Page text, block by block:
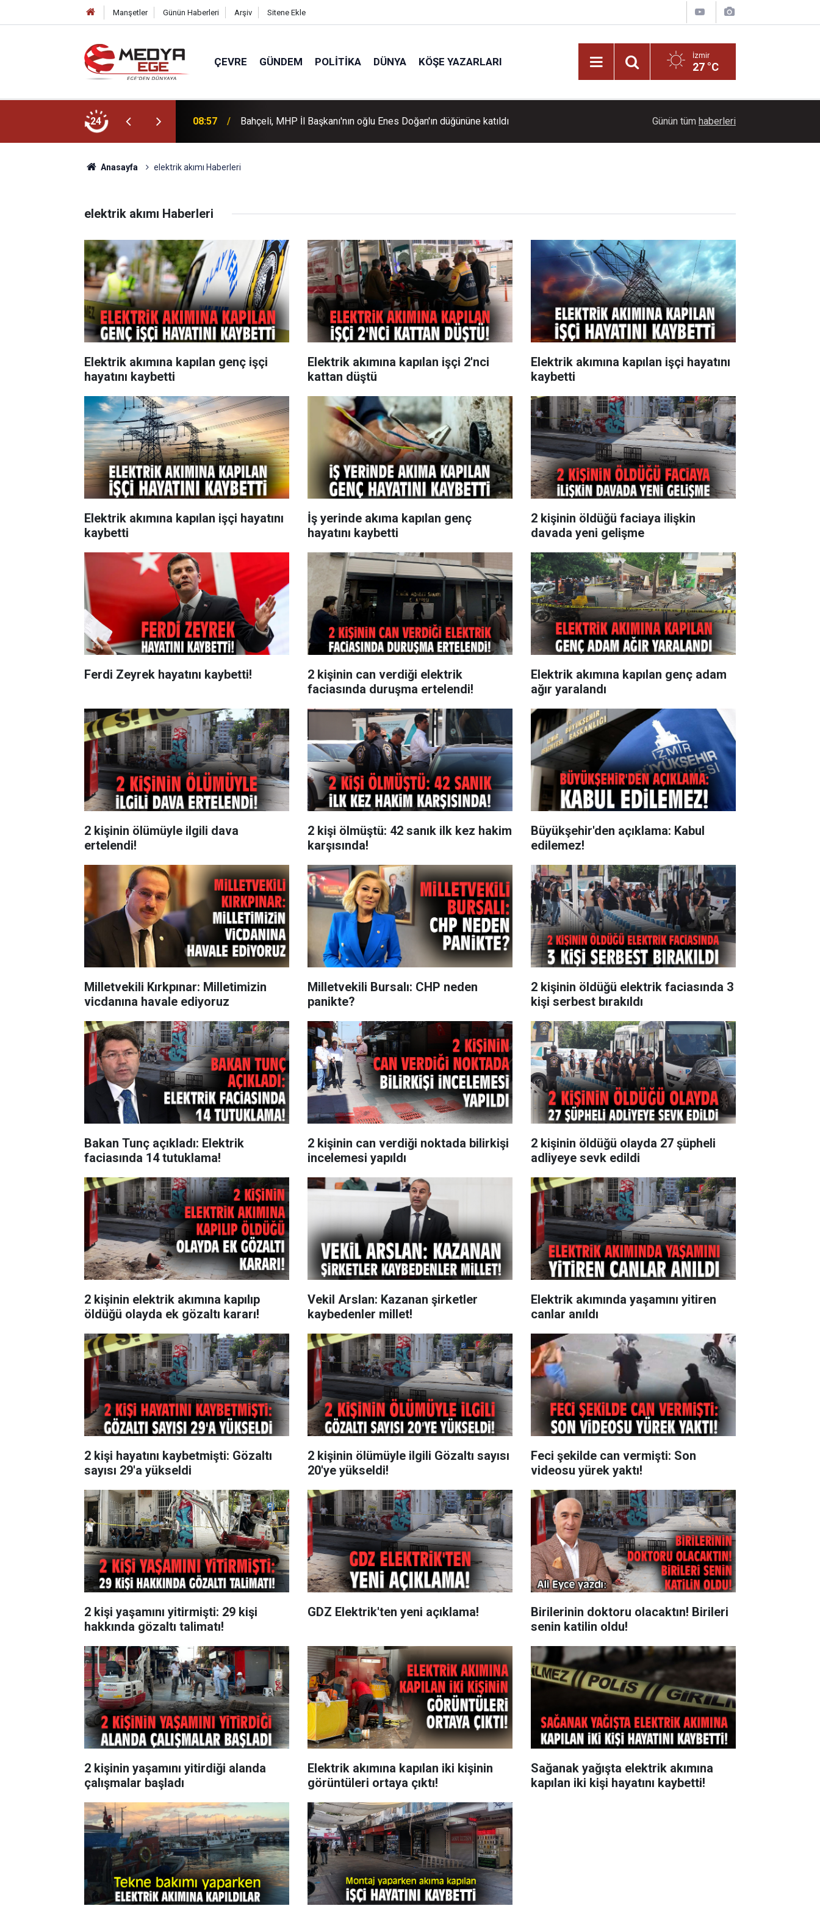
Manşetler Günün Haberleri Arşiv Sitene Ekle
ÇEVRE GÜNDEM POLITIKA DÜNYA KÖŞE YAZARLARI İzmir
27 °C
24
'Makarna' molası 08:57 Bahçeli, MHP İl Başkanı'nın oğlu Enes Doğan'ın düğününe katıldı O isimleri hedef alan siber zorbalara operasyon
Günün tüm haberleri
Anasayfa elektrik akımı Haberleri
elektrik akımı Haberleri
Elektrik akımına kapılan genç işçi
hayatını kaybetti
Elektrik akımına kapılan işçi 2'nci
kattan düştü
Elektrik akımına kapılan işçi hayatını
kaybetti
Elektrik akımına kapılan işçi hayatını
kaybetti
İş yerinde akıma kapılan genç
hayatını kaybetti
2 kişinin öldüğü faciaya ilişkin
davada yeni gelişme
Ferdi Zeyrek hayatını kaybetti!
2 kişinin can verdiği elektrik
faciasında duruşma ertelendi!
Elektrik akımına kapılan genç adam
ağır yaralandı
2 kişinin ölümüyle ilgili dava
ertelendi!
2 kişi ölmüştü: 42 sanık ilk kez hakim
karşısında!
Büyükşehir'den açıklama: Kabul
edilemez!
Milletvekili Kırkpınar: Milletimizin
vicdanına havale ediyoruz
Milletvekili Bursalı: CHP neden
panikte?
2 kişinin öldüğü elektrik faciasında 3
kişi serbest bırakıldı
Bakan Tunç açıkladı: Elektrik
faciasında 14 tutuklama!
2 kişinin can verdiği noktada bilirkişi
incelemesi yapıldı
2 kişinin öldüğü olayda 27 şüpheli
adliyeye sevk edildi
2 kişinin elektrik akımına kapılıp
öldüğü olayda ek gözaltı kararı!
Vekil Arslan: Kazanan şirketler
kaybedenler millet!
Elektrik akımında yaşamını yitiren
canlar anıldı
2 kişi hayatını kaybetmişti: Gözaltı
sayısı 29'a yükseldi
2 kişinin ölümüyle ilgili Gözaltı sayısı
20'ye yükseldi!
Feci şekilde can vermişti: Son
videosu yürek yaktı!
2 kişi yaşamını yitirmişti: 29 kişi
hakkında gözaltı talimatı!
GDZ Elektrik'ten yeni açıklama!
Birilerinin doktoru olacaktın! Birileri
senin katilin oldu!
2 kişinin yaşamını yitirdiği alanda
çalışmalar başladı
Elektrik akımına kapılan iki kişinin
görüntüleri ortaya çıktı!
Sağanak yağışta elektrik akımına
kapılan iki kişi hayatını kaybetti!